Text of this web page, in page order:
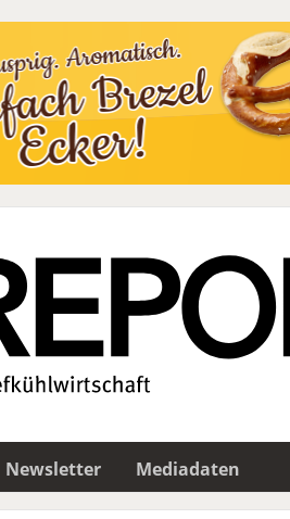
Newsletter
Mediadaten